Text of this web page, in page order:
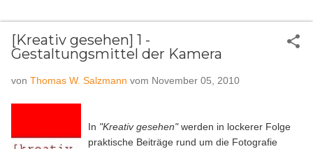
[Kreativ gesehen] 1 -
Gestaltungsmittel der Kamera
von Thomas W. Salzmann vom November 05, 2010
In "Kreativ gesehen"werden in lockerer Folge
praktische Beiträge rund um die Fotografie